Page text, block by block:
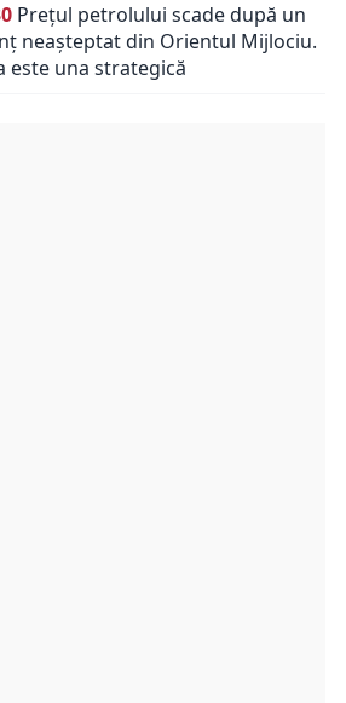
Prețul petrolului scade după un
neașteptat din Orientul Mijlociu.
este una strategică